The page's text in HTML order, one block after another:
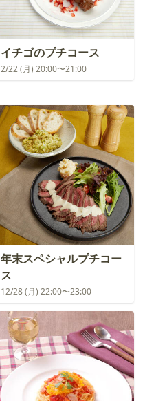
イチゴのプチコース
2/22 (月) 20:00〜21:00
年末スペシャルプチコー
ス
12/28 (月) 22:00〜23:00